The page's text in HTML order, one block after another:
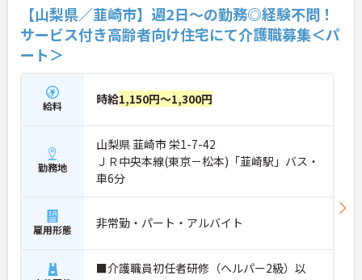
【山梨県／韮崎市】週2日～の勤務◎経験不問！
サービス付き高齢者向け住宅にて介護職募集＜パ
ート＞
給料 時給1,150円～1,300円
勤務地
山梨県 韮崎市 栄1-7-42
ＪＲ中央本線(東京－松本)「韮崎駅」バス・
車6分
雇用形態 非常勤・パート・アルバイト
■介護職員初任者研修（ヘルパー2級）以